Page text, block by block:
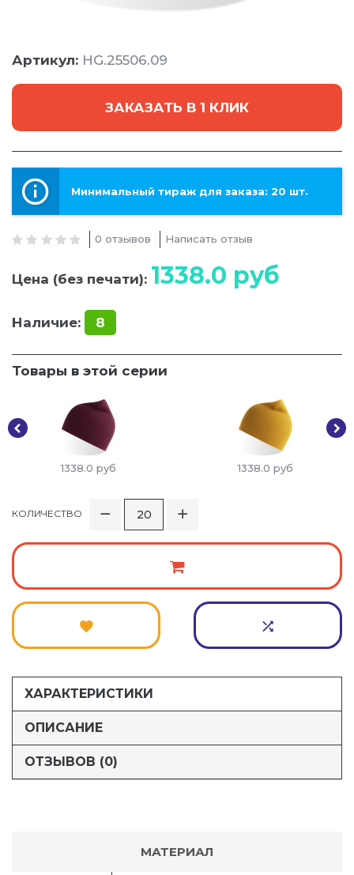
Артикул: HG.25506.09
ЗАКАЗАТЬ В 1 КЛИК
Минимальный тираж для заказа: 20 шт.
0 отзывов Написать отзыв
Цена (без печати): 1338.0 руб
Наличие: 8
Товары в этой серии
1338.0 руб 1338.0 руб
КОЛИЧЕСТВО
ХАРАКТЕРИСТИКИ
ОПИСАНИЕ
ОТЗЫВОВ (0)
МАТЕРИАЛ